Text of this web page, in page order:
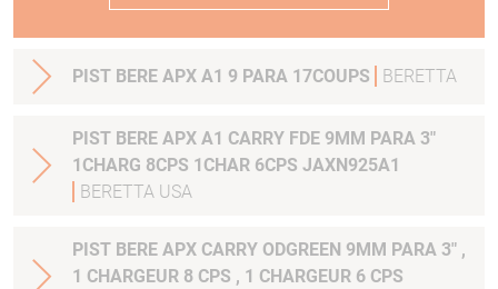
PIST BERE APX A1 9 PARA 17COUPS BERETTA
PIST BERE APX A1 CARRY FDE 9MM PARA 3"
1CHARG 8CPS 1CHAR 6CPS JAXN925A1
BERETTA USA
PIST BERE APX CARRY ODGREEN 9MM PARA 3" ,
1 CHARGEUR 8 CPS , 1 CHARGEUR 6 CPS